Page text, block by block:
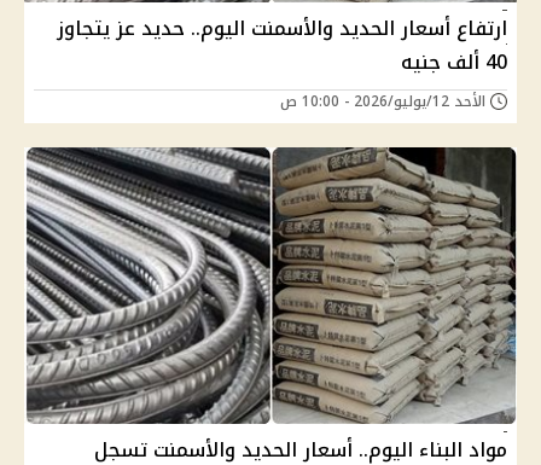
ارتفاع أسعار الحديد والأسمنت اليوم.. حديد عز يتجاوز
40 ألف جنيه
الأحد 12/يوليو/2026 - 10:00 ص
مواد البناء اليوم.. أسعار الحديد والأسمنت تسجل